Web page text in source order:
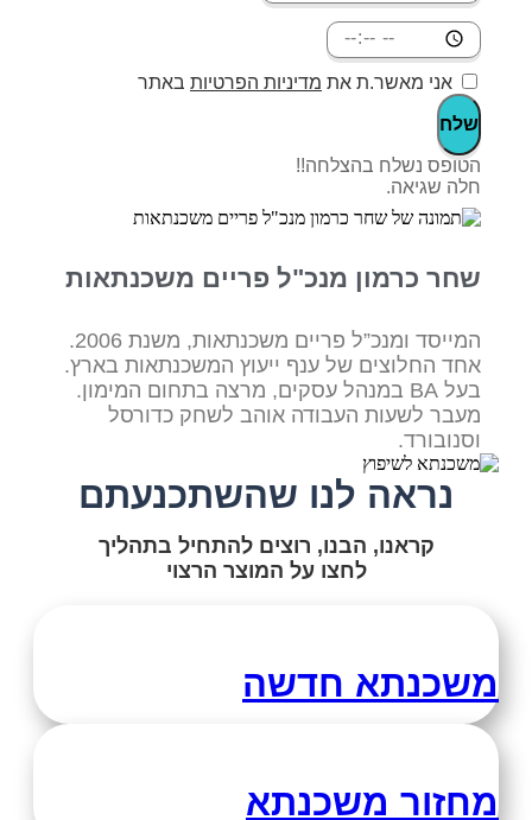
אני מאשר.ת את מדיניות הפרטיות באתר
שלח
הטופס נשלח בהצלחה!!
חלה שגיאה.
שחר כרמון מנכ"ל פריים משכנתאות
המייסד ומנכ”ל פריים משכנתאות, משנת 2006.
אחד החלוצים של ענף ייעוץ המשכנתאות בארץ.
בעל BA במנהל עסקים, מרצה בתחום המימון.
מעבר לשעות העבודה אוהב לשחק כדורסל
וסנובורד.
נראה לנו שהשתכנעתם
קראנו, הבנו, רוצים להתחיל בתהליך
לחצו על המוצר הרצוי
משכנתא חדשה
מחזור משכנתא